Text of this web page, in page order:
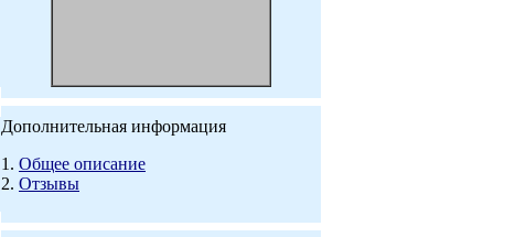
Дополнительная информация
1. Общее описание
2. Отзывы